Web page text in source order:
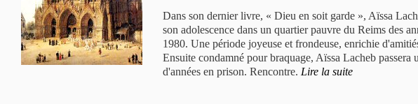
Dans son dernier livre, « Dieu en soit garde », Aïssa
son adolescence dans un quartier pauvre du Reims des
1980. Une période joyeuse et frondeuse, enrichie
Ensuite condamné pour braquage, Aïssa Lacheb passera
d'années en prison. Rencontre. Lire la suite